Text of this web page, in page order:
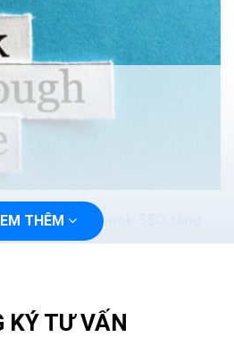
Ads Facebook SEO tăng
nhất?? Đó luôn là câu...
THÊM
KÝ TƯ VẤN